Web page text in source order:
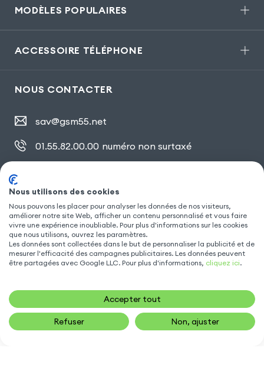
€ AJOUTER AU PANIER
MODÈLES POPULAIRES
ACCESSOIRE TÉLÉPHONE
NOUS CONTACTER
sav@gsm55.net
01.55.82.00.00 numéro non surtaxé
SUIVEZ NOUS
Nous utilisons des cookies
Nous pouvons les placer pour analyser les données de nos visiteurs,
améliorer notre site Web, afficher un contenu personnalisé et vous faire
vivre une expérience inoubliable. Pour plus d'informations sur les cookies
que nous utilisons, ouvrez les paramètres.
Les données sont collectées dans le but de personnaliser la publicité et de
mesurer l'efficacité des campagnes publicitaires. Les données peuvent
être partagées avec Google LLC. Pour plus d'informations, cliquez ici.
Accepter tout
Refuser Non, ajuster